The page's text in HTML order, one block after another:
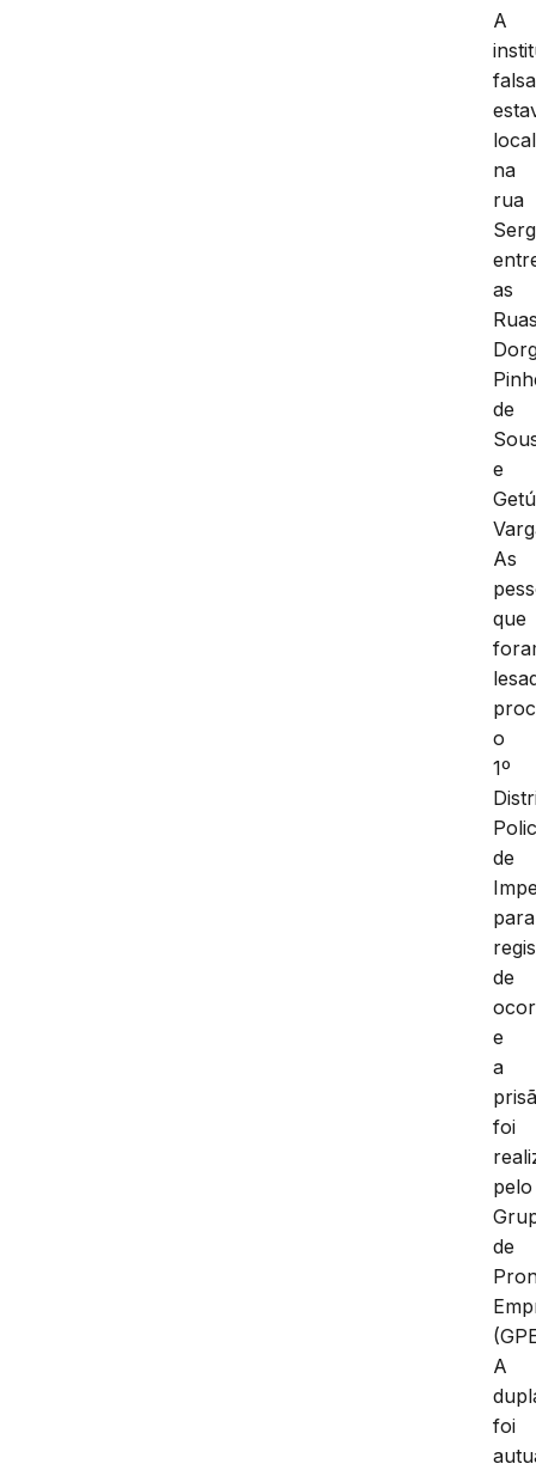
A
falsa
na
rua
as
de
e
As
que
o
1º
de
para
de
e
a
foi
pelo
de
A
foi